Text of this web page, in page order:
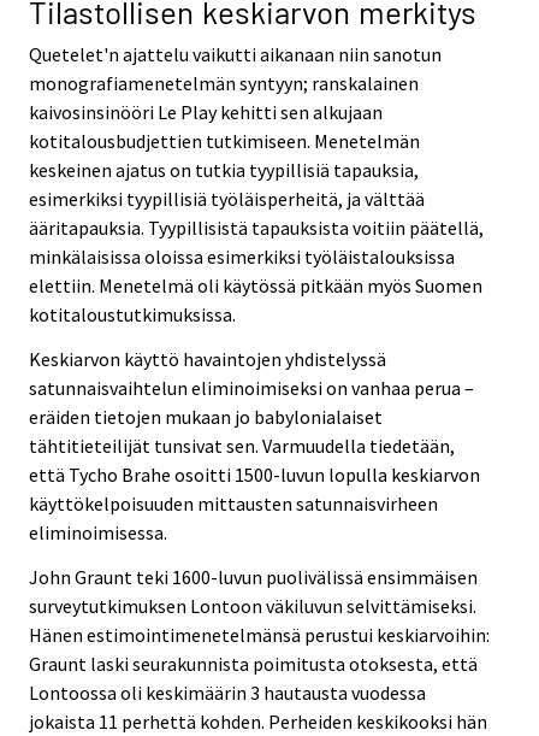
Tilastollisen keskiarvon merkitys
Quetelet'n ajattelu vaikutti aikanaan niin sanotun
monografiamenetelmän syntyyn; ranskalainen
kaivosinsinööri Le Play kehitti sen alkujaan
kotitalousbudjettien tutkimiseen. Menetelmän
keskeinen ajatus on tutkia tyypillisiä tapauksia,
esimerkiksi tyypillisiä työläisperheitä, ja välttää
ääritapauksia. Tyypillisistä tapauksista voitiin päätellä,
minkälaisissa oloissa esimerkiksi työläistalouksissa
elettiin. Menetelmä oli käytössä pitkään myös Suomen
kotitaloustutkimuksissa.
Keskiarvon käyttö havaintojen yhdistelyssä
satunnaisvaihtelun eliminoimiseksi on vanhaa perua –
eräiden tietojen mukaan jo babylonialaiset
tähtitieteilijät tunsivat sen. Varmuudella tiedetään,
että Tycho Brahe osoitti 1500-luvun lopulla keskiarvon
käyttökelpoisuuden mittausten satunnaisvirheen
eliminoimisessa.
John Graunt teki 1600-luvun puolivälissä ensimmäisen
surveytutkimuksen Lontoon väkiluvun selvittämiseksi.
Hänen estimointimenetelmänsä perustui keskiarvoihin:
Graunt laski seurakunnista poimitusta otoksesta, että
Lontoossa oli keskimäärin 3 hautausta vuodessa
jokaista 11 perhettä kohden. Perheiden keskikooksi hän